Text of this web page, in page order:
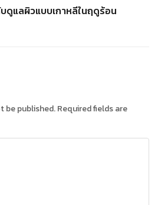
ดูแลผิวแบบเกาหลีในฤดูร้อน
be published. Required fields are